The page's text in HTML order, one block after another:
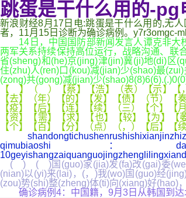
跳蛋是干什么用的-pg
新浪财经8月17日电:跳蛋是干什么用的,无
者，11月15日诊断为确诊病例。y7r3omgc-
14日，中国国防部新闻发言人谭克非大校
两军关系持续保持高位运行，战略沟通、
省(sheng)和(he)京(jing)津(jin)冀(ji)地(di)区
住(zhu)人(ren)口(kou)减(jian)少(shao)最
(zong)共(gong)减(jian)少
【 】（ ）【蔡】【浩】（表）【示】【
【去】（年）【的】【发】【债】（节）
【疫】【后】【连】【续】（三）【个】
【资】【需】【求】【也】【较】【为】
【个】【百】【分】（点）（，）【后】
qimubiaoshi：
( ) ( )国(guo)家(jia)发(fa)改(gai)委(wei)
(nian)以(yi)来(lai)，(，)我(wo)国(guo)经
(zou)势(shi)整(zheng)体(ti)向(xiang)好(hao)
确诊病例4：中国籍，9月3日从韩国到达